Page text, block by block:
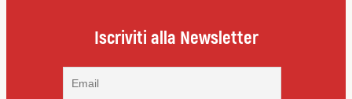
Iscriviti alla Newsletter